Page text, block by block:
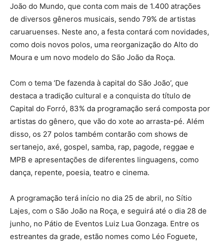
João do Mundo, que conta com mais de 1.400 atrações
de diversos gêneros musicais, sendo 79% de artistas
caruaruenses. Neste ano, a festa contará com novidades,
como dois novos polos, uma reorganização do Alto do
Moura e um novo modelo do São João da Roça.
Com o tema ‘De fazenda à capital do São João’, que
destaca a tradição cultural e a conquista do título de
Capital do Forró, 83% da programação será composta por
artistas do gênero, que vão do xote ao arrasta-pé. Além
disso, os 27 polos também contarão com shows de
sertanejo, axé, gospel, samba, rap, pagode, reggae e
MPB e apresentações de diferentes linguagens, como
dança, repente, poesia, teatro e cinema.
A programação terá início no dia 25 de abril, no Sítio
Lajes, com o São João na Roça, e seguirá até o dia 28 de
junho, no Pátio de Eventos Luiz Lua Gonzaga. Entre os
estreantes da grade, estão nomes como Léo Foguete,